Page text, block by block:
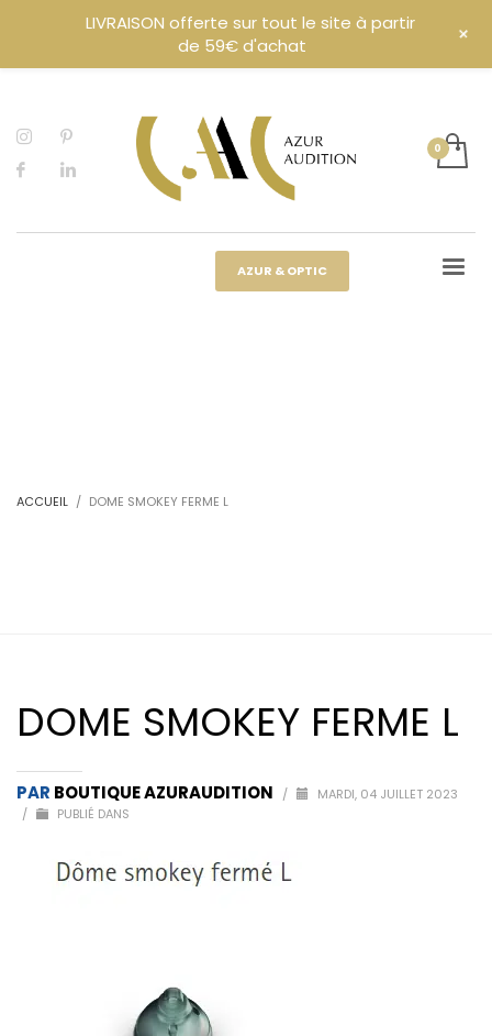
AZUR & OPTIC
ACCUEIL DOME SMOKEY FERME L
DOME SMOKEY FERME L
PAR BOUTIQUE AZURAUDITION /
MARDI, 04 JUILLET 2023
/
PUBLIÉ DANS
LIVRAISON offerte sur tout le site à partir
de 59€ d'achat
+